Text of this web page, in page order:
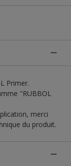
Primer.
"RUBBOL
merci
du produit.